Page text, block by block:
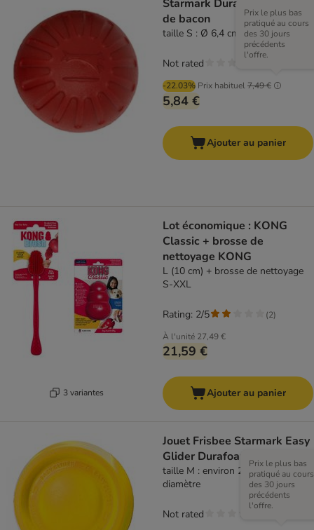
Starmark Durafoam Boule
de bacon
taille S : Ø 6,4 cm
-22.03% Prix habituel7,49 €
Prix le plus bas
pratiqué au cours
des 30 jours
précédents
l'offre.
5,84 €
Not rated
Ajouter au panier
3 variantes
Lot économique : KONG
Classic + brosse de
nettoyage KONG
L (10 cm) + brosse de nettoyage
S-XXL
À l'unité 27,49 €
21,59 €
Rating: 2/5 (2)
Ajouter au panier
Jouet Frisbee Starmark Easy
Glider Durafoam Disc
taille M : environ 23 cm de
diamètre
Prix le plus bas
pratiqué au cours
des 30 jours
précédents
l'offre.
Not rated